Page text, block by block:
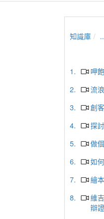
知識庫
1.
呷
2.
流
3.
創
4.
探
5.
做
6.
如
7.
繪
8.
維
辯證